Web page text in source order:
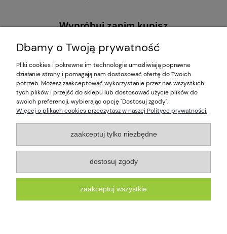
Wypróbuj zanim kupisz
Dajemy Ci możliwość dotknięcia przed
zakupem. Organizujemy wystawy, gdzie można przyjść,
obejrzeć, dotknąć, "przymierzyć" nasze produkty .
informacji na naszym
Facebooku.
Pomoc
Informacje
Płatności i dostawa
O nas
Znajdź nas!
Dbamy o Twoją prywatność
Pliki cookies i pokrewne im technologie umożliwiają poprawne
działanie strony i pomagają nam dostosować ofertę do Twoich
potrzeb. Możesz zaakceptować wykorzystanie przez nas wszystkich
tych plików i przejść do sklepu lub dostosować użycie plików do
swoich preferencji, wybierając opcję "Dostosuj zgody".
Więcej o plikach cookies przeczytasz w naszej Polityce prywatności.
zaakceptuj tylko niezbędne
dostosuj zgody
zaakceptuj wszystkie